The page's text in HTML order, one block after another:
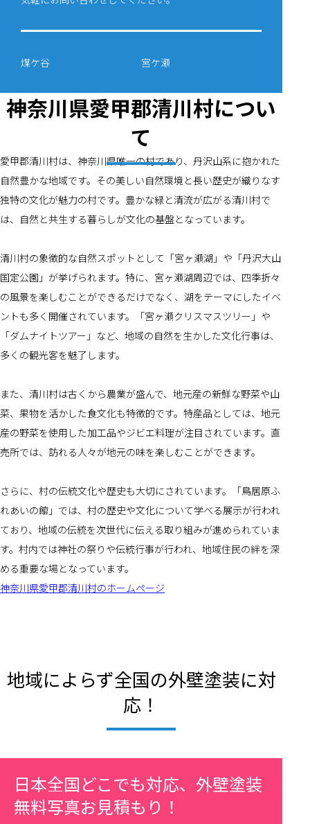
煤ケ谷 宮ケ瀬
神奈川県愛甲郡清川村につい
て
愛甲郡清川村は、神奈川県唯一の村であり、丹沢山系に抱かれた
自然豊かな地域です。その美しい自然環境と長い歴史が織りなす
独特の文化が魅力の村です。豊かな緑と清流が広がる清川村で
は、自然と共生する暮らしが文化の基盤となっています。
清川村の象徴的な自然スポットとして「宮ヶ瀬湖」や「丹沢大山
国定公園」が挙げられます。特に、宮ヶ瀬湖周辺では、四季折々
の風景を楽しむことができるだけでなく、湖をテーマにしたイベ
ントも多く開催されています。「宮ヶ瀬クリスマスツリー」や
「ダムナイトツアー」など、地域の自然を生かした文化行事は、
多くの観光客を魅了します。
また、清川村は古くから農業が盛んで、地元産の新鮮な野菜や山
菜、果物を活かした食文化も特徴的です。特産品としては、地元
産の野菜を使用した加工品やジビエ料理が注目されています。直
売所では、訪れる人々が地元の味を楽しむことができます。
さらに、村の伝統文化や歴史も大切にされています。「鳥居原ふ
れあいの館」では、村の歴史や文化について学べる展示が行われ
ており、地域の伝統を次世代に伝える取り組みが進められていま
す。村内では神社の祭りや伝統行事が行われ、地域住民の絆を深
める重要な場となっています。
神奈川県愛甲郡清川村のホームページ
地域によらず全国の外壁塗装に対
応！
日本全国どこでも対応、外壁塗装
無料写真お見積もり！